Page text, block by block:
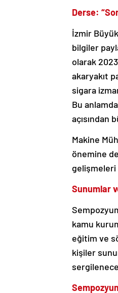
Derse:
İzmir
bilgiler
olarak
akaryakıt
sigara
Bu
açısından
Makine
önemine
gelişmeleri
Sunumlar
kamu
eğitim ve
kişiler